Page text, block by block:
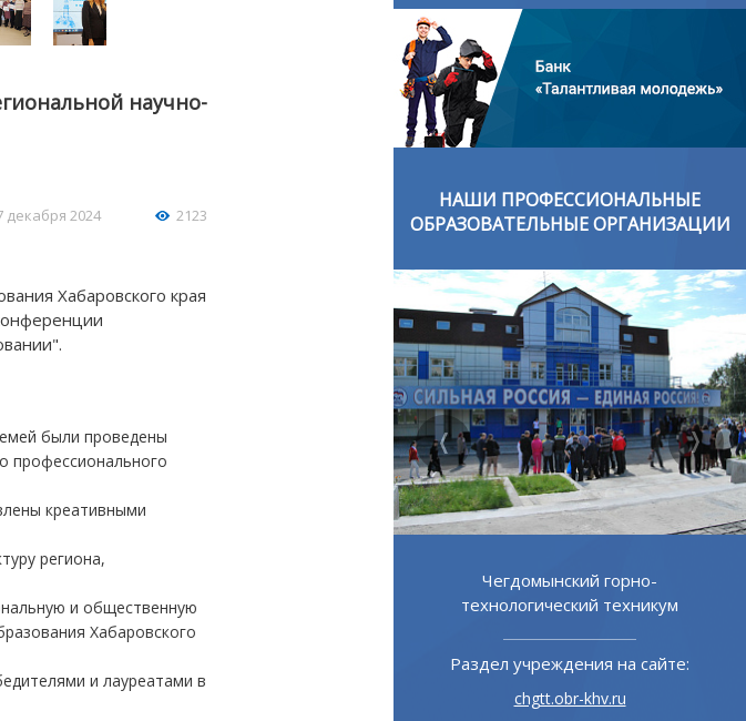
ОБРАЗОВАТЕЛЬНЫЕ ОРГАНИЗАЦИИ
развития образования
НАШИ ПРОФЕССИОНАЛЬНЫЕ
ОБРАЗОВАТЕЛЬНЫЕ ОРГАНИЗАЦИИ
Чегдомынский горно-
технологический техникум
Раздел учреждения на сайте:
chgtt.obr-khv.ru
научно-
декабря 2024 2123
Хабаровского края
были проведены
профессионального
креативными
региона,
и общественную
Хабаровского
и лауреатами в